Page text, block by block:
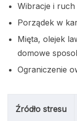
Wibracje i
Porządek w
Mięta, olejek
domowe
Ograniczenie
Źródło stresu